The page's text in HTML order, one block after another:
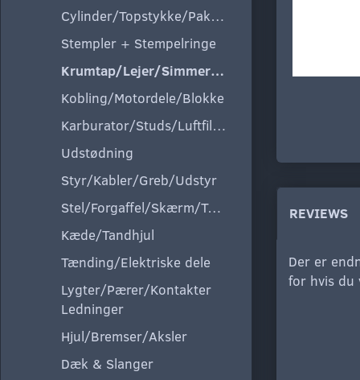
Cylinder/Topstykke/Pakning
Stempler + Stempelringe
Krumtap/Lejer/Simmeringe
Kobling/Motordele/Blokke
Karburator/Studs/Luftfilter
Udstødning
Styr/Kabler/Greb/Udstyr
Stel/Forgaffel/Skærm/Tank/Sæde
Kæde/Tandhjul
Tænding/Elektriske dele
Lygter/Pærer/Kontakter
Ledninger
Hjul/Bremser/Aksler
Dæk & Slanger
REVIEWS
Der er
for hvis du